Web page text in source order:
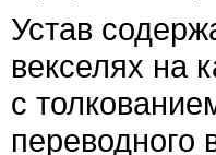
Устав
векселях на
с
переводного